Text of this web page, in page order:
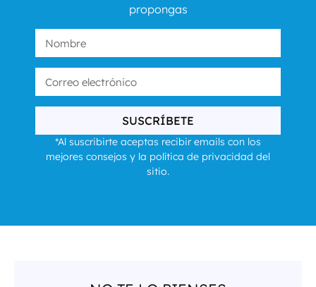
propongas
SUSCRÍBETE
*Al suscribirte aceptas recibir emails con los
mejores consejos y la política de privacidad del
sitio.